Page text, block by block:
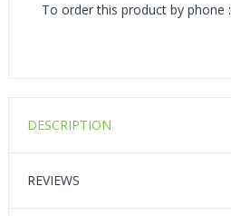
To order this product by phone :
DESCRIPTION
REVIEWS